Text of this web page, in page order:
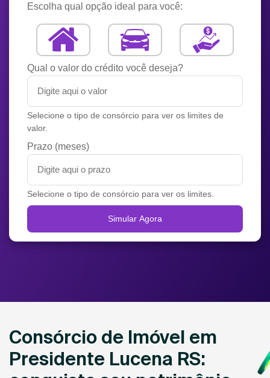
Escolha qual opção ideal para você:
Qual o valor do crédito você deseja?
Selecione o tipo de consórcio para ver os limites de
valor.
Prazo (meses)
Selecione o tipo de consórcio para ver os limites.
Simular Agora
Consórcio de Imóvel em
Presidente Lucena RS: